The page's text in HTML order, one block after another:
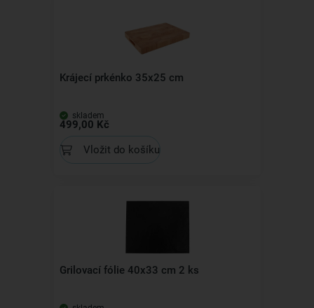
Krájecí prkénko 35x25 cm
skladem
499,00 Kč
Vložit do košíku
Grilovací fólie 40x33 cm 2 ks